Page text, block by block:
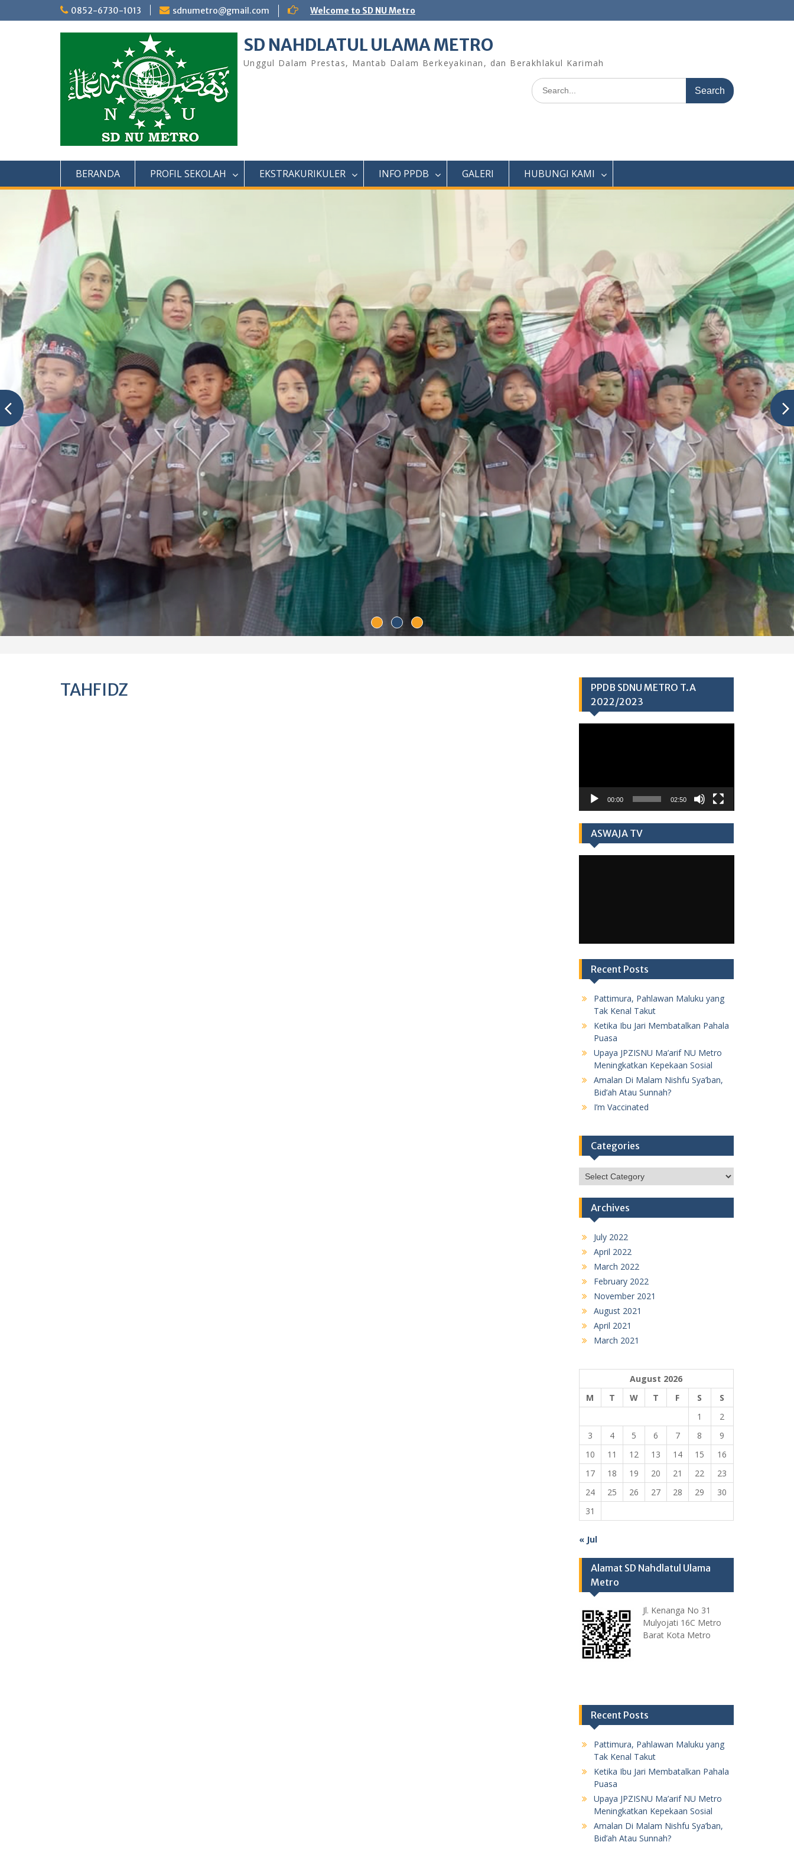
to
0852-6730-1013 sdnumetro@gmail.com Welcome to SD NU Metro
SD NAHDLATUL ULAMA METRO
Unggul Dalam Prestas, Mantab Dalam Berkeyakinan, dan Berakhlakul Karimah
Search
for:
BERANDA PROFIL SEKOLAH EKSTRAKURIKULER INFO PPDB GALERI HUBUNGI KAMI
TAHFIDZ
PPDB SDNU METRO T.A
2022/2023
00:00 02:50
ASWAJA TV
Recent Posts
Pattimura, Pahlawan Maluku yang
Tak Kenal Takut
Ketika Ibu Jari Membatalkan Pahala
Puasa
Upaya JPZISNU Ma’arif NU Metro
Meningkatkan Kepekaan Sosial
Amalan Di Malam Nishfu Sya’ban,
Bid’ah Atau Sunnah?
I’m Vaccinated
Categories
Categories
Archives
July 2022
April 2022
March 2022
February 2022
November 2021
August 2021
April 2021
March 2021
August 2026
M
T W T F S
S
1
2
3
4 5 6 7 8
9
10
11 12 13 14 15
16
17
18 19 20 21 22
23
24
25 26 27 28 29
30
31
« Jul
Alamat SD Nahdlatul Ulama
Metro
Jl. Kenanga No 31
Mulyojati 16C Metro
Barat Kota Metro
Recent Posts
Pattimura, Pahlawan Maluku yang
Tak Kenal Takut
Ketika Ibu Jari Membatalkan Pahala
Puasa
Upaya JPZISNU Ma’arif NU Metro
Meningkatkan Kepekaan Sosial
Amalan Di Malam Nishfu Sya’ban,
Bid’ah Atau Sunnah?